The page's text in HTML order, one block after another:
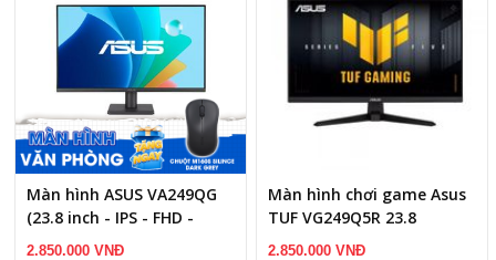
Màn hình ASUS VA249QG
(23.8 inch - IPS - FHD -
120Hz - 1ms - Speaker)
2.850.000 VNĐ
Màn hình chơi game Asus
TUF VG249Q5R 23.8
2.850.000 VNĐ